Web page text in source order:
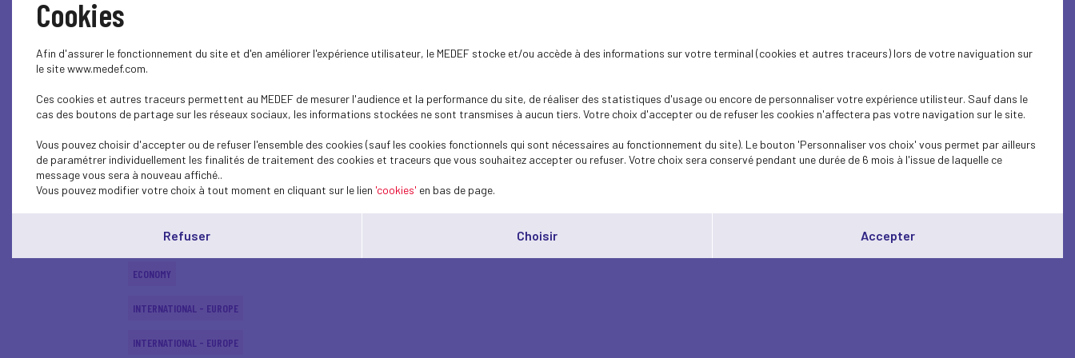
INTERNATIONAL - EUROPE
ECONOMY
INTERNATIONAL - EUROPE
ECONOMY
ECONOMY
INTERNATIONAL - EUROPE
INTERNATIONAL - EUROPE
Cookies
Afin d'assurer le fonctionnement du site et d'en améliorer l'expérience utilisateur, le MEDEF stocke et/ou accède à des informations sur votre terminal (cookies et autres traceurs) lors de votre naviguation sur
le site www.medef.com.
Ces cookies et autres traceurs permettent au MEDEF de mesurer l'audience et la performance du site, de réaliser des statistiques d'usage ou encore de personnaliser votre expérience utilisteur. Sauf dans le
cas des boutons de partage sur les réseaux sociaux, les informations stockées ne sont transmises à aucun tiers. Votre choix d'accepter ou de refuser les cookies n'affectera pas votre navigation sur le site.
Vous pouvez choisir d'accepter ou de refuser l'ensemble des cookies (sauf les cookies fonctionnels qui sont nécessaires au fonctionnement du site). Le bouton 'Personnaliser vos choix' vous permet par ailleurs
de paramétrer individuellement les finalités de traitement des cookies et traceurs que vous souhaitez accepter ou refuser. Votre choix sera conservé pendant une durée de 6 mois à l'issue de laquelle ce
message vous sera à nouveau affiché..
Vous pouvez modifier votre choix à tout moment en cliquant sur le lien 'cookies' en bas de page.
Refuser Choisir Accepter